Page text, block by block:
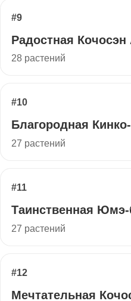
#9
Радостная Кочосэн
28 растений
#10
Благородная
27 растений
#11
Таинственная
27 растений
#12
Мечтательная